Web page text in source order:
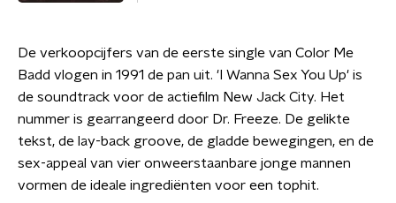
De verkoopcijfers van de eerste single van Color Me
Badd vlogen in 1991 de pan uit. 'I Wanna Sex You Up' is
de soundtrack voor de actiefilm New Jack City. Het
nummer is gearrangeerd door Dr. Freeze. De gelikte
tekst, de lay-back groove, de gladde bewegingen, en de
sex-appeal van vier onweerstaanbare jonge mannen
vormen de ideale ingrediënten voor een tophit.